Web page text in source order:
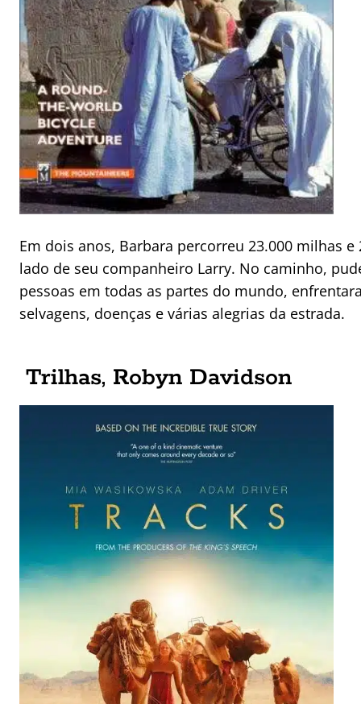
Em dois anos, Barbara percorreu 23.000 milhas
lado de seu companheiro Larry. No caminho,
pessoas em todas as partes do mundo,
selvagens, doenças e várias alegrias da estrada.
Trilhas, Robyn Davidson